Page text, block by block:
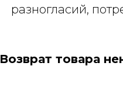
разногласий,
Возврат товара